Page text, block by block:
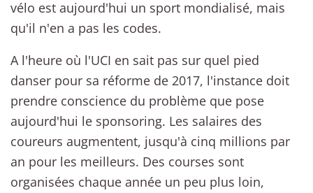
vélo est aujourd'hui un sport mondialisé, mais
qu'il n'en a pas les codes.
A l'heure où l'UCI en sait pas sur quel pied
danser pour sa réforme de 2017, l'instance doit
prendre conscience du problème que pose
aujourd'hui le sponsoring. Les salaires des
coureurs augmentent, jusqu'à cinq millions par
an pour les meilleurs. Des courses sont
organisées chaque année un peu plus loin,